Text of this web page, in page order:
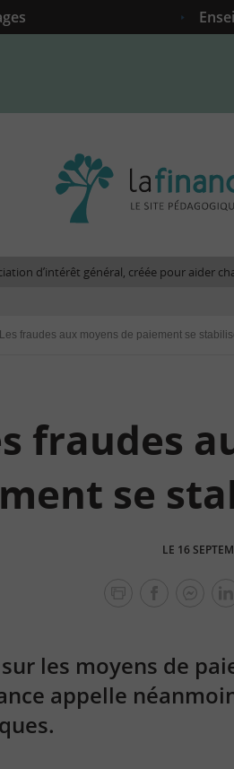
d’intérêt général, créée pour aider
fraudes
se
LE 16
les moyens de
appelle